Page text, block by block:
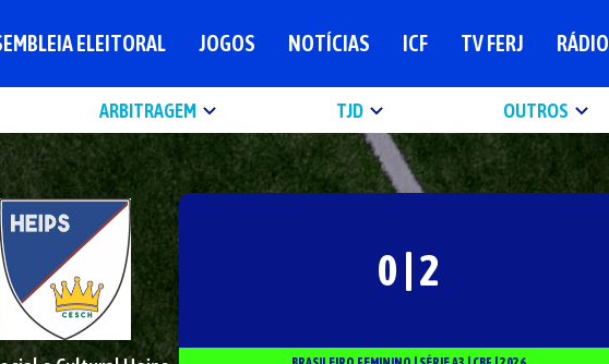
ELEITORAL JOGOS NOTÍCIAS ICF TV FERJ
ARBITRAGEM TJD OUTROS
0 | 2